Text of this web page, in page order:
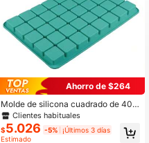
Ahorro de $264
Molde de silicona cuadrado de 40 c
avidades, molde de silicona para mi
nigubitos de chocolate, caramelos
duros, cubitos de hielo, gominolas
Clientes habituales
$5.026 -5% ¡Últimos 3 días
Estimado